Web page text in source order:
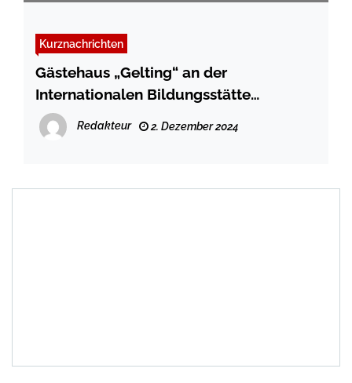
Kurznachrichten
Gästehaus „Gelting“ an der
Internationalen Bildungsstätte
Jugendhof Scheersberg feierlich
eingeweiht
Redakteur 2. Dezember 2024